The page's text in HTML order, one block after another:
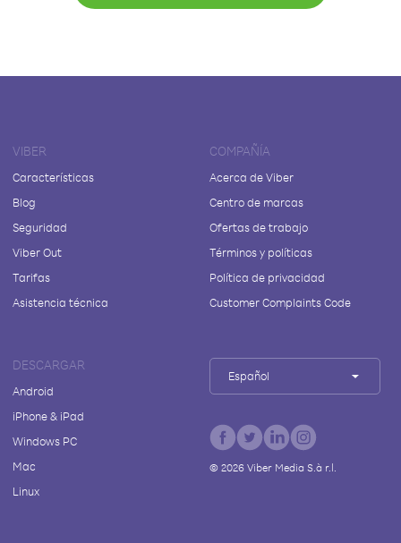
VIBER
Características
Blog
Seguridad
Viber Out
Tarifas
Asistencia técnica
COMPAÑÍA
Acerca de Viber
Centro de marcas
Ofertas de trabajo
Términos y políticas
Política de privacidad
Customer Complaints Code
DESCARGAR
Android
iPhone & iPad
Windows PC
Mac
Linux
Español
© 2026Viber Media S.à r.l.